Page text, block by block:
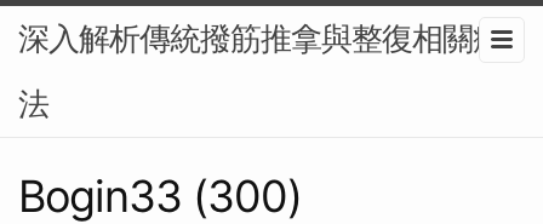
深入解析傳統撥筋推拿與整復相關療
法
Bogin33 (300)